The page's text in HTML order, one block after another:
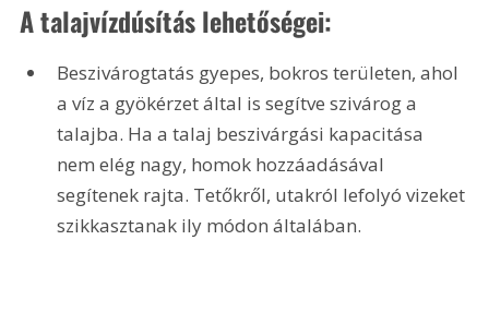
A talajvízdúsítás lehetőségei:
Beszivárogtatás gyepes, bokros területen, ahol
a víz a gyökérzet által is segítve szivárog a
talajba. Ha a talaj beszivárgási kapacitása
nem elég nagy, homok hozzáadásával
segítenek rajta. Tetőkről, utakról lefolyó vizeket
szikkasztanak ily módon általában.